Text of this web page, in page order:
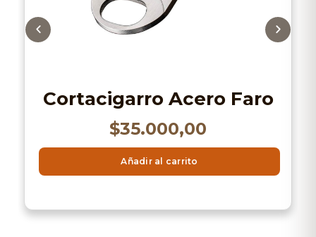
Cortacigarro Acero Faro
$35.000,00
Añadir al carrito